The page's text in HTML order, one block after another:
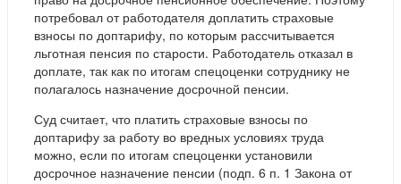
потребовал от работодателя доплатить страховые
взносы по доптарифу, по которым рассчитывается
льготная пенсия по старости. Работодатель отказал в
доплате, так как по итогам спецоценки сотруднику не
полагалось назначение досрочной пенсии.
Суд считает, что платить страховые взносы по
доптарифу за работу во вредных условиях труда
можно, если по итогам спецоценки установили
досрочное назначение пенсии (подп. 6 п. 1 Закона от